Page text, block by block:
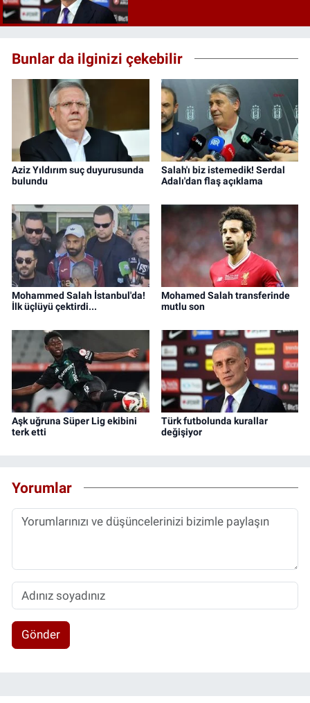
Bunlar da ilginizi çekebilir
Aziz Yıldırım suç duyurusunda
bulundu
Salah'ı biz istemedik! Serdal
Adalı'dan flaş açıklama
Mohammed Salah İstanbul'da!
İlk üçlüyü çektirdi...
Mohamed Salah transferinde
mutlu son
Aşk uğruna Süper Lig ekibini
terk etti
Türk futbolunda kurallar
değişiyor
Yorumlar
Gönder